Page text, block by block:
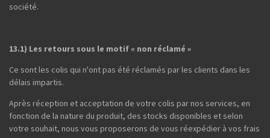
société.
13.1) Les retours sous le motif « non réclamé »
Ce sont les colis qui n'ont pas été réclamés par les clients dans les
délais impartis.
Après réception et acceptation de votre colis par nos services, en
fonction de la nature du produit, des stocks disponibles et selon
votre souhait, nous vous proposerons de vous réexpédier à vos frais